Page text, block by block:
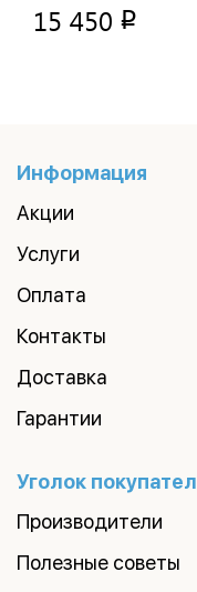
15 450 p
Информация
Акции
Услуги
Оплата
Контакты
Доставка
Гарантии
Уголок
Производители
Полезные советы